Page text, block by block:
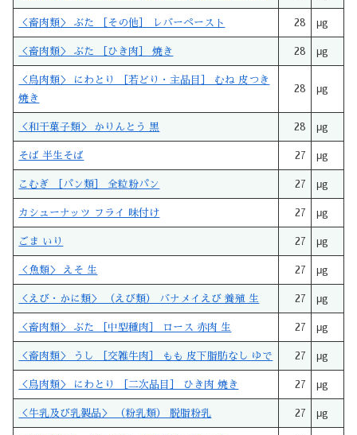
＜畜肉類＞ ぶた ［その他］ レバーペースト 28 μg
＜畜肉類＞ ぶた ［ひき肉］ 焼き 28 μg
＜鳥肉類＞ にわとり ［若どり・主品目］ むね 皮つき
焼き
28 μg
＜和干菓子類＞ かりんとう 黒 28 μg
そば 半生そば 27 μg
こむぎ ［パン類］ 全粒粉パン 27 μg
カシューナッツ フライ 味付け 27 μg
ごま いり 27 μg
＜魚類＞ えそ 生 27 μg
＜えび・かに類＞ （えび類） バナメイえび 養殖 生 27 μg
＜畜肉類＞ ぶた ［中型種肉］ ロース 赤肉 生 27 μg
＜畜肉類＞ うし ［交雑牛肉］ もも 皮下脂肪なし ゆで 27 μg
＜鳥肉類＞ にわとり ［二次品目］ ひき肉 焼き 27 μg
＜牛乳及び乳製品＞ （粉乳類） 脱脂粉乳 27 μg